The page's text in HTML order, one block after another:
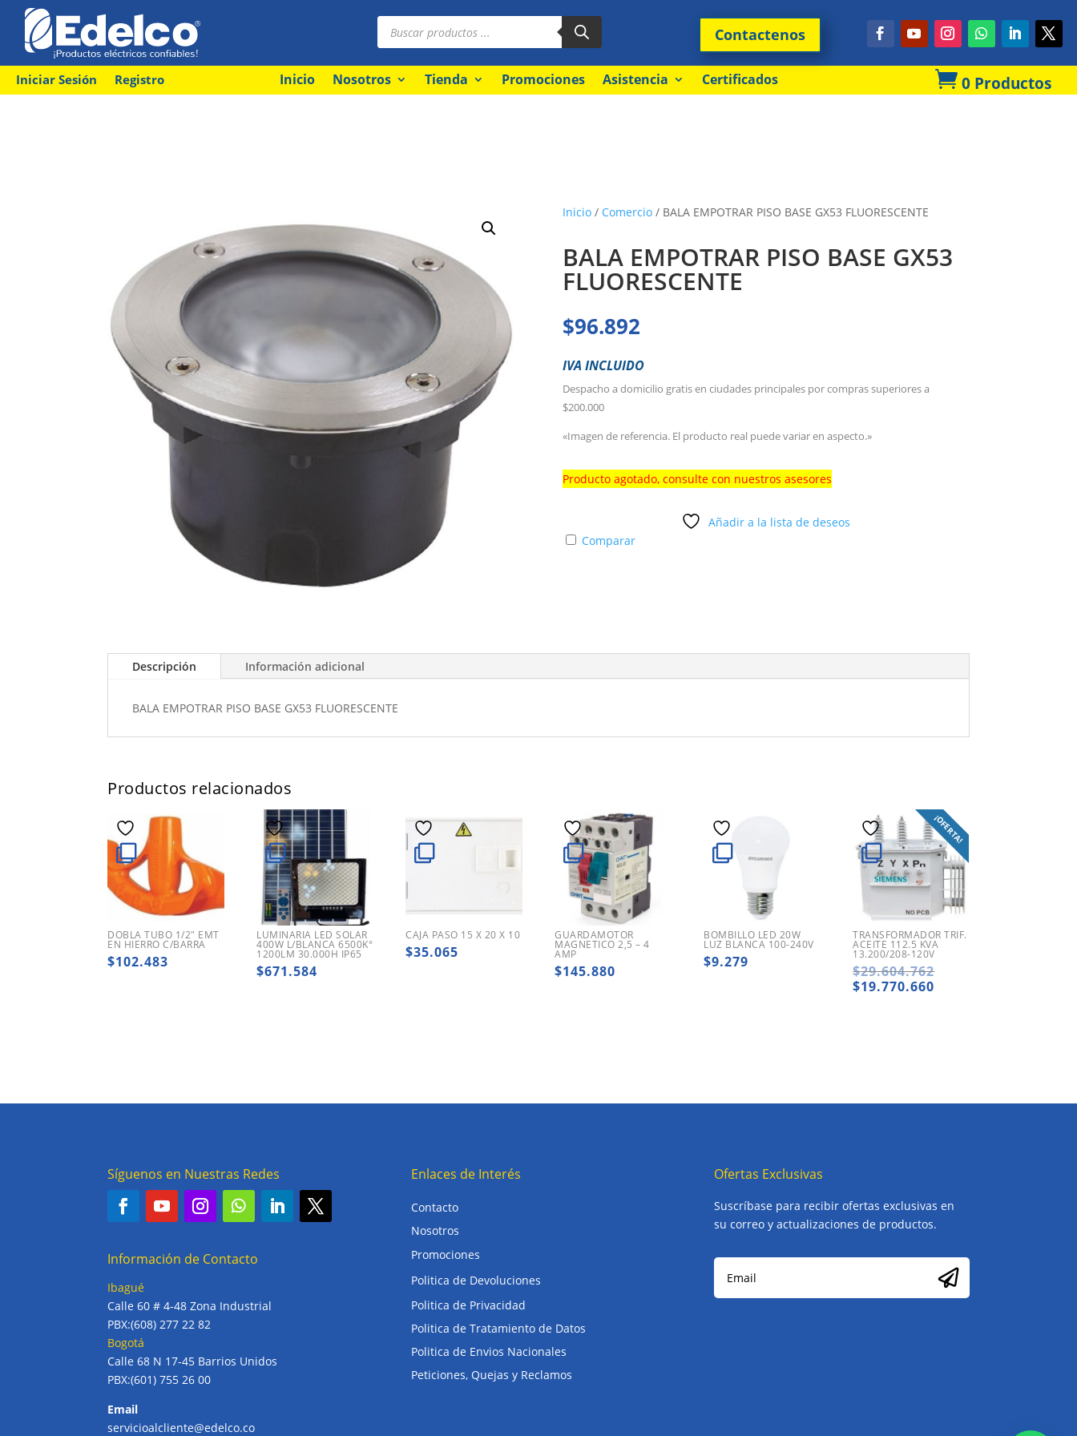
Búsqueda
productos Contactenos
Iniciar Sesión Registro Inicio Nosotros Tienda Promociones Asistencia Certificados  0 Productos
Inicio/ Comercio/ BALA EMPOTRAR PISO BASE GX53 FLUORESCENTE
BALA EMPOTRAR PISO BASE GX53
FLUORESCENTE
$96.892
IVA INCLUIDO
Despacho a domicilio gratis en ciudades principales por compras superiores a
$200.000
«Imagen de referencia. El producto real puede variar en aspecto.»
Producto agotado, consulte con nuestros asesores
Añadir a la lista de deseos
Comparar
Descripción Información adicional
BALA EMPOTRAR PISO BASE GX53 FLUORESCENTE
Productos relacionados
DOBLA TUBO 1/2″ EMT
EN HIERRO C/BARRA
$102.483
LUMINARIA LED SOLAR
400W L/BLANCA 6500K°
1200LM 30.000H IP65
$671.584
CAJA PASO 15 X 20 X 10
$35.065
GUARDAMOTOR
MAGNETICO 2,5 – 4
AMP
$145.880
BOMBILLO LED 20W
LUZ BLANCA 100-240V
$9.279
¡OFERTA!
TRANSFORMADOR TRIF.
ACEITE 112.5 KVA
13.200/208-120V
$29.604.762El
$19.770.660
Síguenos en Nuestras Redes
Información de Contacto
Ibagué
Calle 60 # 4-48 Zona Industrial
PBX:(608) 277 22 82
Bogotá
Calle 68 N 17-45 Barrios Unidos
PBX:(601) 755 26 00
Email
servicioalcliente@edelco.co
Enlaces de Interés
Contacto
Nosotros
Promociones
Politica de Devoluciones
Politica de Privacidad
Politica de Tratamiento de Datos
Politica de Envios Nacionales
Peticiones, Quejas y Reclamos
Ofertas Exclusivas
Suscríbase para recibir ofertas exclusivas en
su correo y actualizaciones de productos.